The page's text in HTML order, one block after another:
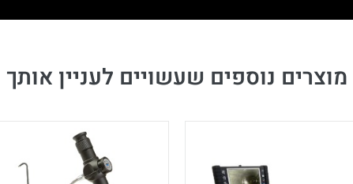
מוצרים נוספים שעשויים לעניין אותך